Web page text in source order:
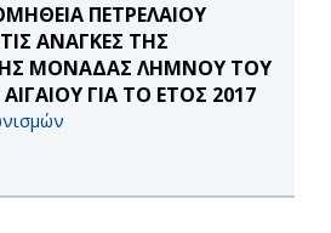
ΠΕΤΡΕΛΑΙΟΥ
ΑΝΑΓΚΕΣ ΤΗΣ
ΜΟΝΑΔΑΣ ΛΗΜΝΟΥ ΤΟΥ
ΓΙΑ ΤΟ ΕΤΟΣ 2017